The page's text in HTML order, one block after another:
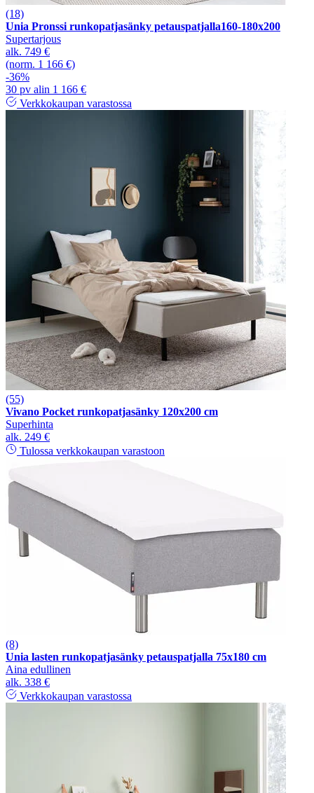
(18)
Unia Pronssi runkopatjasänky petauspatjalla160-180x200
Supertarjous
alk. 749 €
(norm. 1 166 €)
-36%
30 pv alin 1 166 €
Verkkokaupan varastossa
(55)
Vivano Pocket runkopatjasänky 120x200 cm
Superhinta
alk. 249 €
Tulossa verkkokaupan varastoon
(8)
Unia lasten runkopatjasänky petauspatjalla 75x180 cm
Aina edullinen
alk. 338 €
Verkkokaupan varastossa